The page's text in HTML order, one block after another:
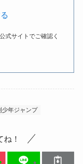
式サイトでご確認く
少年ジャンプ
！